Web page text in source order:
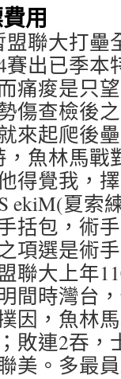
用
盟聯大打
賽出已季
痛痠是只
傷查檢後
來起爬後
，魚林馬戰
得覺我，
ekiM(夏索
括包，術
項選是術
聯大上年
間時灣台
因，魚林
敗連2吞
美。多最